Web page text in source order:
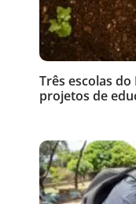
Três escolas
projetos de